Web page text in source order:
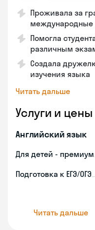
Проживала за
международные
Помогла
различным
Создала
изучения языка
Читать дальше
Услуги и цены
Английский язык
Для детей - премиум
Подготовка к ЕГЭ/ОГЭ
Читать дальше